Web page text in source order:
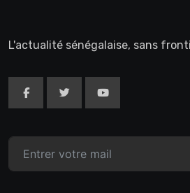
L'actualité sénégalaise, sans